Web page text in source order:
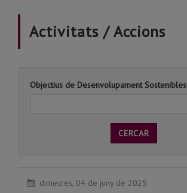
Activitats / Accions
Objectius de Desenvolupament Sostenibles
CERCAR
dimecres, 04 de juny de 2025